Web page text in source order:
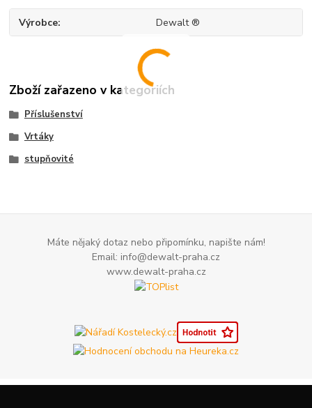
Výrobce Dewalt ®
Zboží zařazeno v kategoriích
Příslušenství
Vrtáky
stupňovité
Máte nějaký dotaz nebo připomínku, napište nám!
Email: info@dewalt-praha.cz
www.dewalt-praha.cz